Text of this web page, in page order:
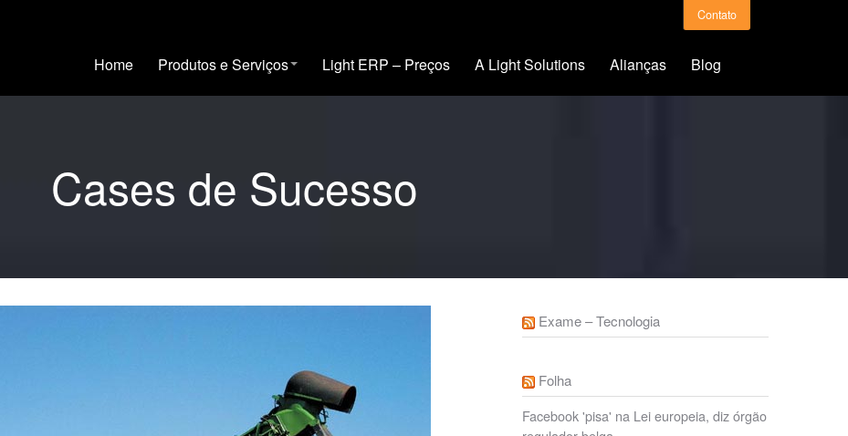
Contato
Home Produtos e Serviços Light ERP – Preços A Light Solutions Alianças Blog
Cases de Sucesso
Exame – Tecnologia
Folha
Facebook 'pisa' na Lei europeia, diz órgão